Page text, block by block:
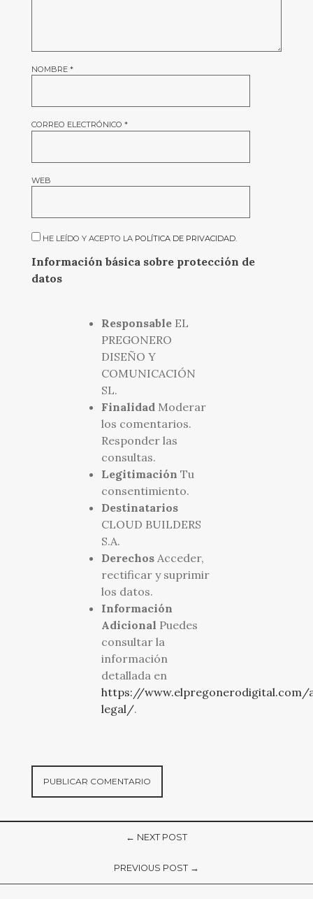
NOMBRE *
CORREO ELECTRÓNICO *
WEB
HE LEÍDO Y ACEPTO LA POLÍTICA DE PRIVACIDAD.
Información básica sobre protección de
datos
ResponsableEL
PREGONERO
DISEÑO Y
COMUNICACIÓN
SL.
FinalidadModerar
los comentarios.
Responder las
consultas.
Legitimación Tu
consentimiento.
Destinatarios
CLOUD BUILDERS
S.A.
DerechosAcceder,
rectificar y suprimir
los datos.
Información
Adicional Puedes
consultar la
información
detallada en
https://www.elpregonerodigital.com/
legal/.
← NEXT POST
PREVIOUS POST →